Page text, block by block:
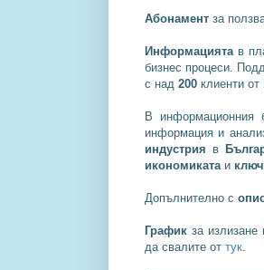
Абонаментза
Информациятав
бизнес процеси.
с над 200клиенти
В информационния
информация и
индустрия в
икономикатаи
Допълнително с
Графикза излизане
да свалите от тук.